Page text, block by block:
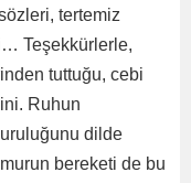
tertemiz
Teşekkürlerle,
tuttuğu, cebi
Ruhun
dilde
bereketi de bu